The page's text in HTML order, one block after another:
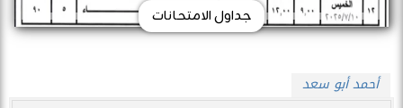
جداول الامتحانات
أحمد أبو سعد